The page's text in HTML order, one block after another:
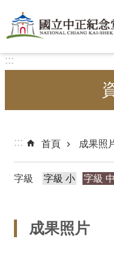
跳到主要內容區塊
:::
::: 首頁 成果照
字級 字級 小 字級 中
成果照片